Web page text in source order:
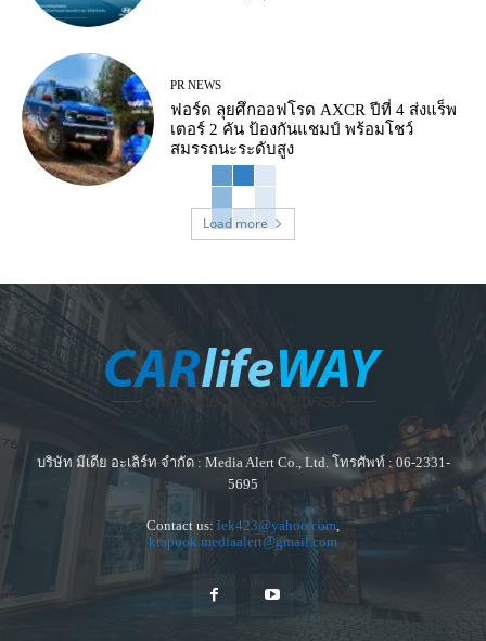
PR NEWS
ฟอร์ด ลุยศึกออฟโรด AXCR ปีที่ 4 ส่งแร็พ
เตอร์ 2 คัน ป้องกันแชมป์ พร้อมโชว์
สมรรถนะระดับสูง
Load more
บริษัท มีเดีย อะเลิร์ท จำกัด : Media Alert Co., Ltd. โทรศัพท์ : 06-2331-
5695
Contact us: lek423@yahoo.com
krapook.mediaalert@gmail.com